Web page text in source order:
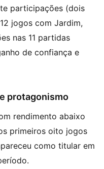
participações (dois
jogos com Jardim,
nas 11 partidas
de confiança e
protagonismo
rendimento abaixo
primeiros oito jogos
como titular em